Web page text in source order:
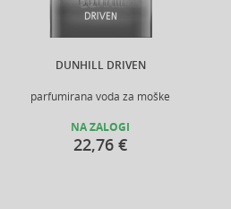
DUNHILL DRIVEN
parfumirana voda za moške
NA ZALOGI
22,76 €